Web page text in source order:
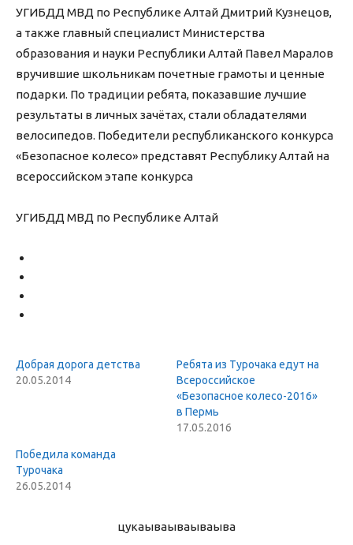
УГИБДД МВД по Республике Алтай Дмитрий Кузнецов,
а также главный специалист Министерства
образования и науки Республики Алтай Павел Маралов
вручившие школьникам почетные грамоты и ценные
подарки. По традиции ребята, показавшие лучшие
результаты в личных зачётах, стали обладателями
велосипедов. Победители республиканского конкурса
«Безопасное колесо» представят Республику Алтай на
всероссийском этапе конкурса
УГИБДД МВД по Республике Алтай
Добрая дорога детства
20.05.2014
Ребята из Турочака едут на
Всероссийское
«Безопасное колесо-2016»
в Пермь
17.05.2016
Победила команда
Турочака
26.05.2014
цукаываываываыва